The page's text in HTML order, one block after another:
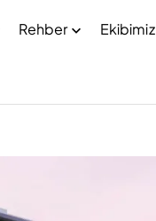
Rehber Ekibimiz